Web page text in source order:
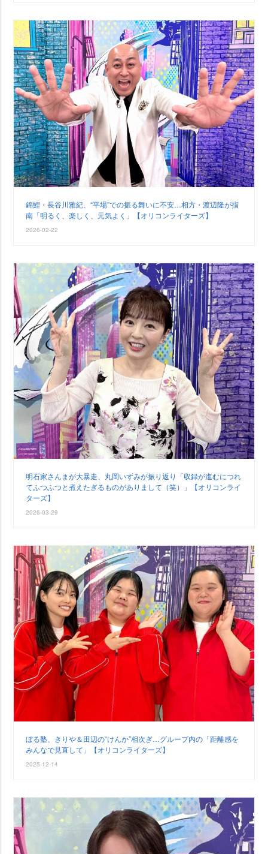
錦鯉・長谷川雅紀、“平場”での振る舞いに不安…相方・渡辺隆が指
南「明るく、楽しく、元気よく」【オリコンライターズ】
2026-02-22
明石家さんまが大暴走、丸岡いずみが振り返り「収録が進むにつれ
てふつふつと煮えたぎるものがありまして（笑）」【オリコンライ
ターズ】
2026-03-29
ぼる塾、きりや＆田辺の“けんか”相次ぎ…グループ内の「距離感を
みんなで見直して」【オリコンライターズ】
2025-12-14